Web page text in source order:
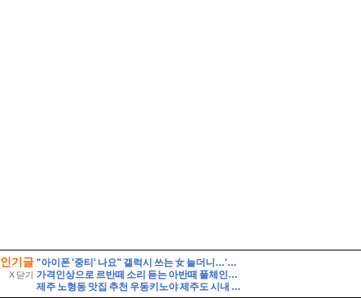
인기글
X 닫기
"아이폰 '중티' 나요" 갤럭시 쓰는 女 늘더니…'놀라운 결과'
가격인상으로 르반떼 소리 듣는 아반떼 풀체인지 사전예약 결과는 반전이었다
제주 노형동 맛집 추천 우동키노야 제주도 시내 우동 맛집